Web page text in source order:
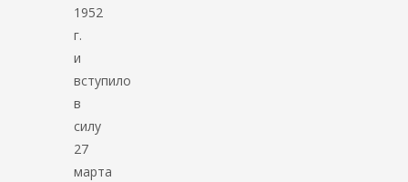
1952
г.
и
вступило
в
силу
27
марта